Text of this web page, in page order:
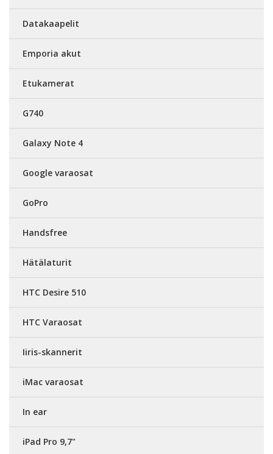
Datakaapelit
Emporia akut
Etukamerat
G740
Galaxy Note 4
Google varaosat
GoPro
Handsfree
Hätälaturit
HTC Desire 510
HTC Varaosat
Iiris-skannerit
iMac varaosat
In ear
iPad Pro 9,7"